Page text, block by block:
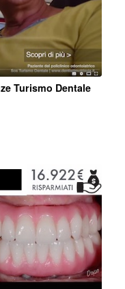
Turismo Dentale